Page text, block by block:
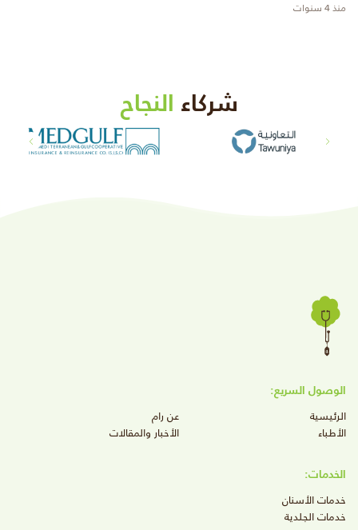
منذ 4 سنوات
شركاء النجاح
الوصول السريع:
الرئيسية
عن رام
الأطباء
الأخبار والمقالات
الخدمات:
خدمات الأسنان
خدمات الجلدية